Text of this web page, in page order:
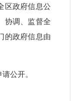
政府信息公
协调、监督全
的政府信息由
公开。